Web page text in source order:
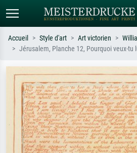
Recherchez par artiste, titre ou style –
ex. Monet, Nuit étoilée,
impressionnisme, vague de Hokusai,
nu.
Accueil Style d'art Art victorien
Jérusalem, Planche 12, Pourquoi veux-tu